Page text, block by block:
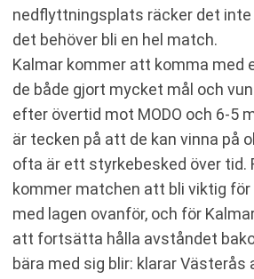
nedflyttningsplats räcker det inte
det behöver bli en hel match.
Kalmar kommer att komma med
de både gjort mycket mål och
efter övertid mot MODO och 6-5
är tecken på att de kan vinna på
ofta är ett styrkebesked över tid.
kommer matchen att bli viktig
med lagen ovanför, och för
att fortsätta hålla avståndet
bära med sig blir: klarar Västerås